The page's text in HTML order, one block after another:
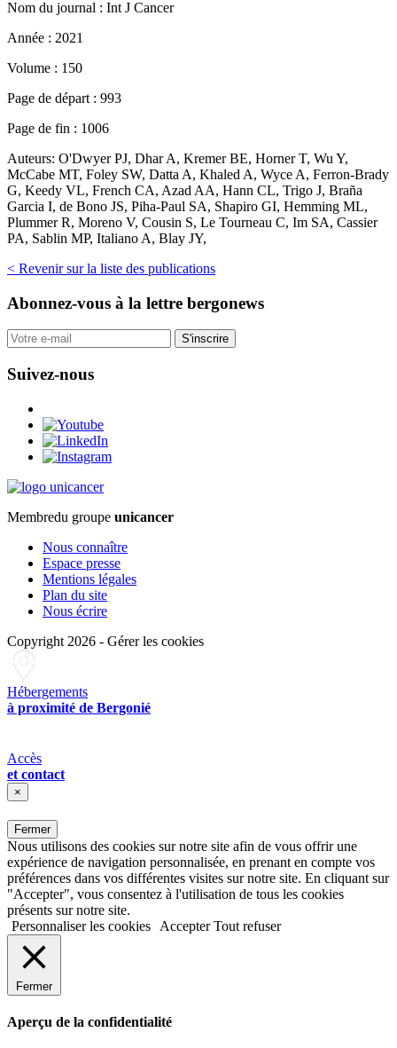
Nom du journal : Int J Cancer
Année : 2021
Volume : 150
Page de départ : 993
Page de fin : 1006
Auteurs: O'Dwyer PJ, Dhar A, Kremer BE, Horner T, Wu Y,
McCabe MT, Foley SW, Datta A, Khaled A, Wyce A, Ferron-Brady
G, Keedy VL, French CA, Azad AA, Hann CL, Trigo J, Braña
Garcia I, de Bono JS, Piha-Paul SA, Shapiro GI, Hemming ML,
Plummer R, Moreno V, Cousin S, Le Tourneau C, Im SA, Cassier
PA, Sablin MP, Italiano A, Blay JY,
< Revenir sur la liste des publications
Abonnez-vous à la lettre bergonews
S'inscrire
Suivez-nous
Membredu groupe unicancer
Nous connaître
Espace presse
Mentions légales
Plan du site
Nous écrire
Copyright 2026 - Gérer les cookies
Hébergements
à proximité de Bergonié
Accès
et contact
×
Fermer
Nous utilisons des cookies sur notre site afin de vous offrir une
expérience de navigation personnalisée, en prenant en compte vos
préférences dans vos différentes visites sur notre site. En cliquant sur
"Accepter", vous consentez à l'utilisation de tous les cookies
présents sur notre site.
Personnaliser les cookies
Accepter Tout refuser
Fermer
Aperçu de la confidentialité